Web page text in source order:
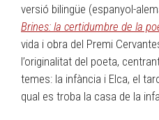
versió bilingüe (espanyol-
Brines: la certidumbre de la
vida i obra del Premi
l’originalitat del poeta,
temes: la infància i Elca, el
qual es troba la casa de la